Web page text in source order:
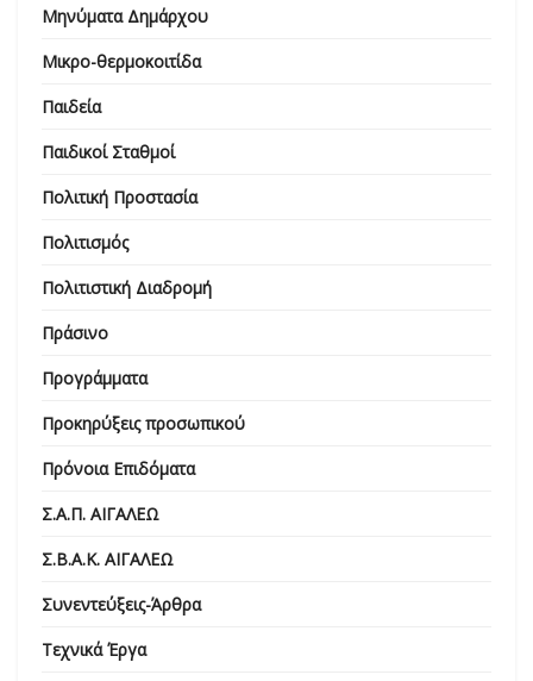
Μηνύματα Δημάρχου
Μικρο-θερμοκοιτίδα
Παιδεία
Παιδικοί Σταθμοί
Πολιτική Προστασία
Πολιτισμός
Πολιτιστική Διαδρομή
Πράσινο
Προγράμματα
Προκηρύξεις προσωπικού
Πρόνοια Επιδόματα
Σ.Α.Π. ΑΙΓΑΛΕΩ
Σ.Β.Α.Κ. ΑΙΓΑΛΕΩ
Συνεντεύξεις-Άρθρα
Τεχνικά Έργα